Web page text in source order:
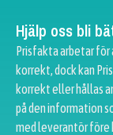
Hjälp oss bli
Prisfakta arbetar
korrekt, dock kan
korrekt eller hållas
på den information
med leverantör före